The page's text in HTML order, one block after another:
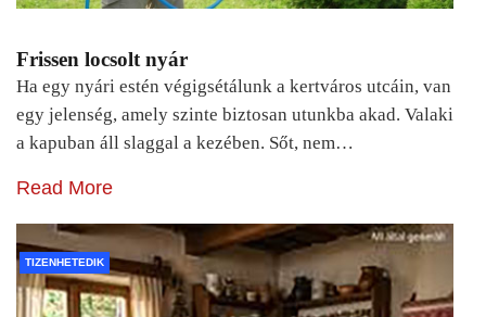
Frissen locsolt nyár
Ha egy nyári estén végigsétálunk a kertváros utcáin, van
egy jelenség, amely szinte biztosan utunkba akad. Valaki
a kapuban áll slaggal a kezében. Sőt, nem…
Read More
TIZENHETEDIK